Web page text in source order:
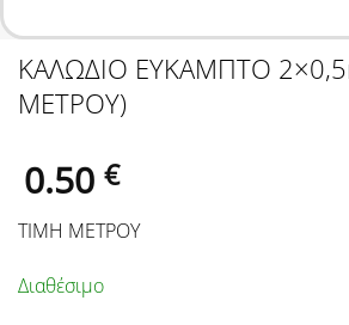
ΚΑΛΩΔΙΟ ΕΥΚΑΜΠΤΟ
ΜΕΤΡΟΥ)
0.50 €
ΤΙΜΗ ΜΕΤΡΟΥ
Διαθέσιμο